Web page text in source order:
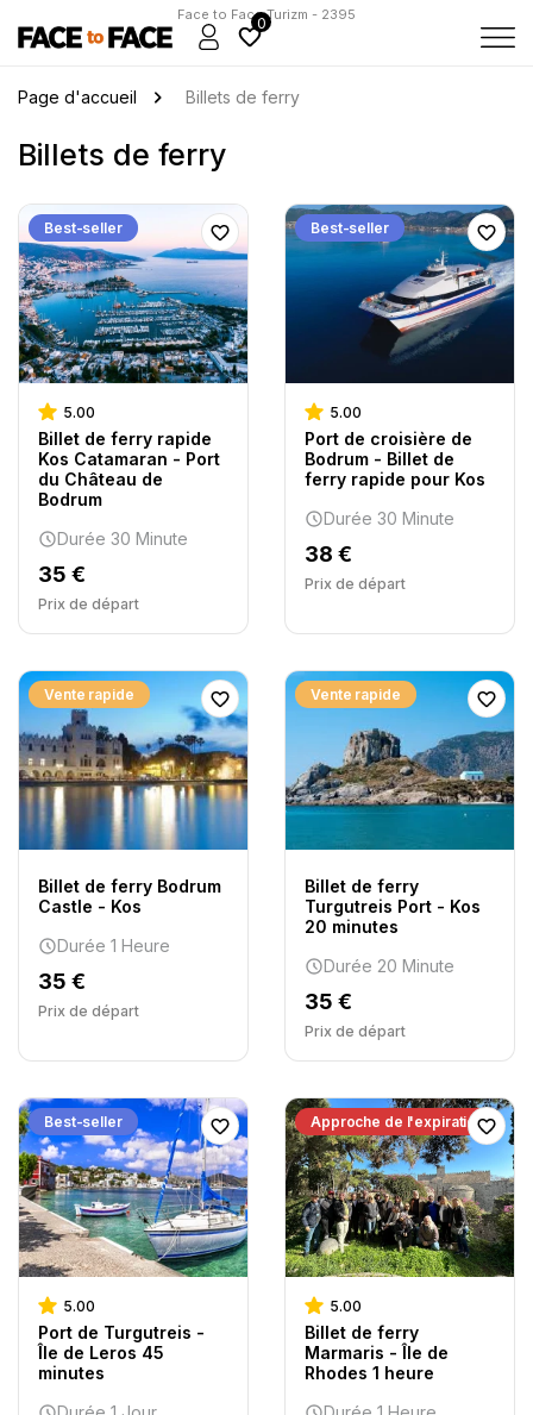
Face to Face Turizm - 2395
0
Page d'accueil Billets de ferry
Billets de ferry
Best-seller
5.00
Billet de ferry rapide
Kos Catamaran - Port
du Château de
Bodrum
Durée 30 Minute
35 €
Prix ​​de départ
Best-seller
5.00
Port de croisière de
Bodrum - Billet de
ferry rapide pour Kos
Durée 30 Minute
38 €
Prix ​​de départ
Vente rapide
Billet de ferry Bodrum
Castle - Kos
Durée 1 Heure
35 €
Prix ​​de départ
Vente rapide
Billet de ferry
Turgutreis Port - Kos
20 minutes
Durée 20 Minute
35 €
Prix ​​de départ
Best-seller
5.00
Port de Turgutreis -
Île de Leros 45
minutes
Approche de l'expiration
5.00
Billet de ferry
Marmaris - Île de
Rhodes 1 heure